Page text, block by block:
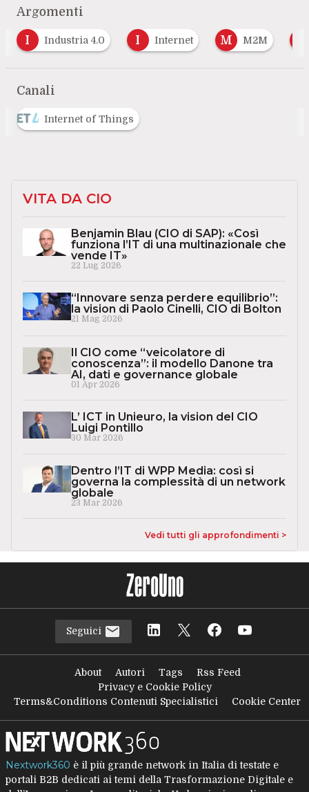
Argomenti
I Industria 4.0 I Internet M M2M
Canali
Internet of Things
VITA DA CIO
Benjamin Blau (CIO di SAP): «Così
funziona l’IT di una multinazionale che
vende IT»
22 Lug 2026
“Innovare senza perdere equilibrio”:
la vision di Paolo Cinelli, CIO di Bolton
21 Mag 2026
Il CIO come “veicolatore di
conoscenza”: il modello Danone tra
AI, dati e governance globale
01 Apr 2026
L’ ICT in Unieuro, la vision del CIO
Luigi Pontillo
30 Mar 2026
Dentro l’IT di WPP Media: così si
governa la complessità di un network
globale
23 Mar 2026
Vedi tutti gli approfondimenti >
Seguici
About Autori Tags
Rss Feed
Privacy e Cookie Policy
Terms&Conditions Contenuti Specialistici
Cookie Center
Nextwork360 è il più grande network in Italia di testate e
portali B2B dedicati ai temi della Trasformazione Digitale e